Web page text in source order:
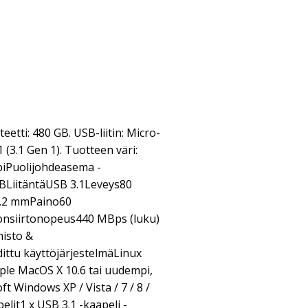
480 GB. USB-liitin: Micro-
(3.1 Gen 1). Tuotteen väri:
-
3.1Leveys80
mmPaino60
MBps (luku)
&
käyttöjärjestelmäLinux
MacOS X 10.6 tai uudempi,
Windows XP / Vista / 7 / 8 /
x USB 3.1 -kaapeli -